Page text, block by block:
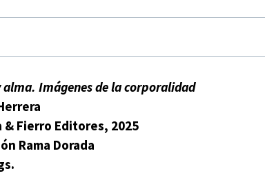
alma. Imágenes de la corporalidad
& Fierro Editores, 2025
Rama Dorada